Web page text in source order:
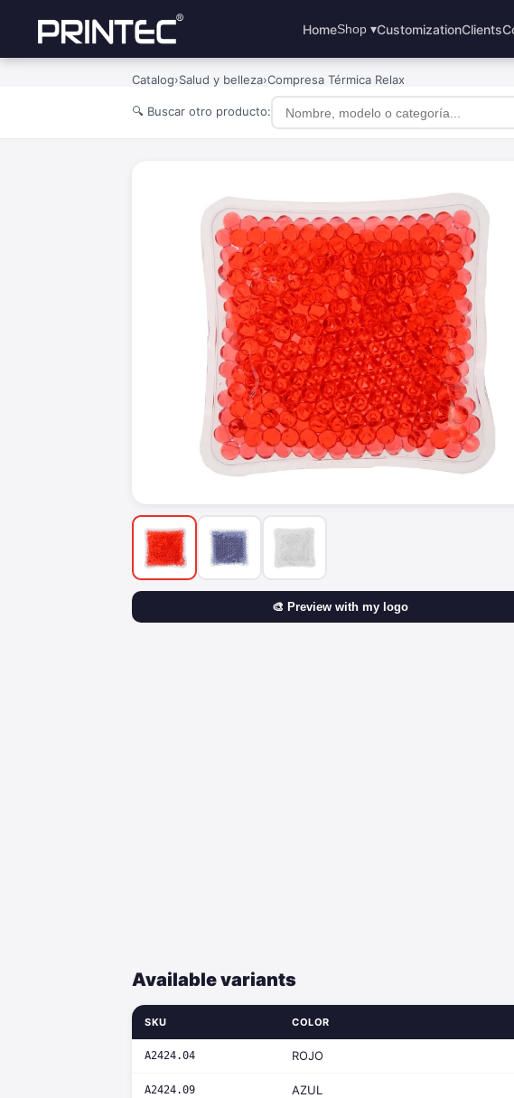
HomeShop ▾CustomizationClients
Catalog›Salud y belleza›Compresa Térmica Relax
🔍 Buscar otro producto:
🎨 Preview with my logo
Available variants
SKU COLOR
A2424.04 ROJO
A2424.09 AZUL